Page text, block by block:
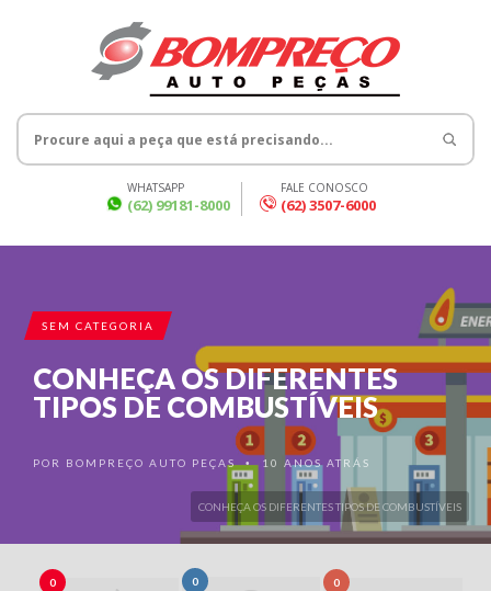
WHATSAPP
(62) 99181-8000
FALE CONOSCO
(62) 3507-6000
CONHEÇA OS DIFERENTES TIPOS DE COMBUSTÍVEIS
SEM CATEGORIA
CONHEÇA OS DIFERENTES
TIPOS DE COMBUSTÍVEIS
POR BOMPREÇO AUTO PEÇAS •10 ANOS ATRÁS
0 0 0